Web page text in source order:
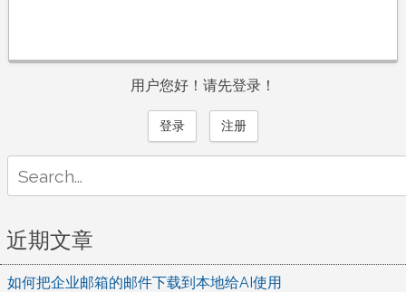
用户您好！请先登录！
登录 注册
for:
近期文章
如何把企业邮箱的邮件下载到本地给AI使用